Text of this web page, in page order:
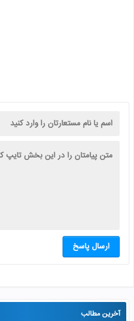
ارسال پاسخ
آخرین مطالب